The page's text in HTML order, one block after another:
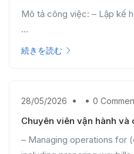
Mô tả công việc: – Lập kế
...
続きを読む
28/05/2026 0
Chuyên viên vận hành và
– Managing operations for